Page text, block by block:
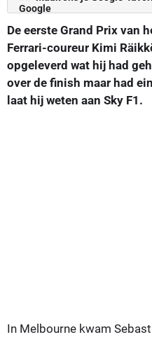
De eerste Grand Prix van
Ferrari-coureur Kimi
opgeleverd wat hij had
over de finish maar had
laat hij weten aan Sky F1.
In Melbourne kwam